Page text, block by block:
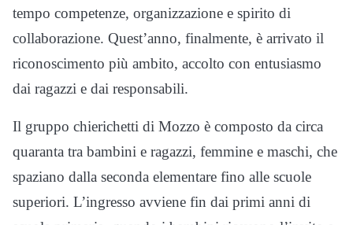
tempo competenze, organizzazione e spirito di
collaborazione. Quest’anno, finalmente, è arrivato il
riconoscimento più ambito, accolto con entusiasmo
dai ragazzi e dai responsabili.
Il gruppo chierichetti di Mozzo è composto da circa
quaranta tra bambini e ragazzi, femmine e maschi, che
spaziano dalla seconda elementare fino alle scuole
superiori. L’ingresso avviene fin dai primi anni di